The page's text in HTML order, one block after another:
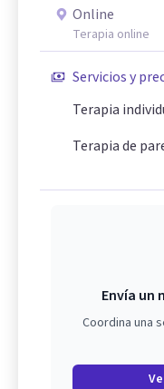
Online
Terapia online
Servicios y
Terapia
Terapia de
Envía un
Coordina una